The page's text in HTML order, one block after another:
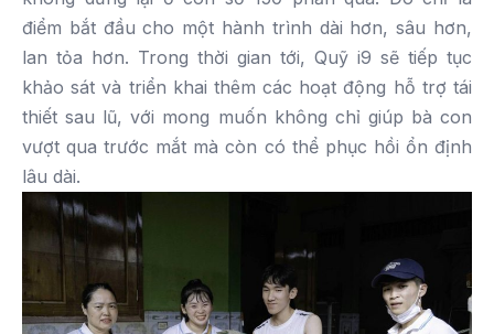
điểm bắt đầu cho một hành trình dài hơn, sâu hơn,
lan tỏa hơn. Trong thời gian tới, Quỹ i9 sẽ tiếp tục
khảo sát và triển khai thêm các hoạt động hỗ trợ tái
thiết sau lũ, với mong muốn không chỉ giúp bà con
vượt qua trước mắt mà còn có thể phục hồi ổn định
lâu dài.